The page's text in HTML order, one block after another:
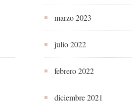
marzo 2023
julio 2022
febrero 2022
diciembre 2021